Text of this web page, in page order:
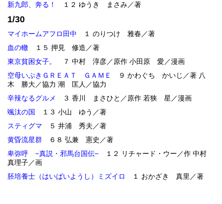
新九郎、奔る！
１２ ゆうき まさみ／著
1/30
マイホームアフロ田中 １ のりつけ 雅春／著
血の轍 １５ 押見 修造／著
東京貧困女子。
７ 中村 淳彦／原作 小田原 愛／漫画
空母いぶきＧＲＥＡＴ ＧＡＭＥ
９ かわぐち かいじ／著 八
木 勝大／協力 潮 匡人／協力
辛辣なるグルメ
３ 香川 まさひと／原作 若狭 星／漫画
颯汰の国
１３ 小山 ゆう／著
スティグマ ５ 井浦 秀夫／著
黄昏流星群 ６８ 弘兼 憲史／著
卑弥呼 −真説・邪馬台国伝− １２ リチャード・ウー／作 中村
真理子／画
胚培養士（はいばいようし）ミズイロ
１ おかざき 真里／著